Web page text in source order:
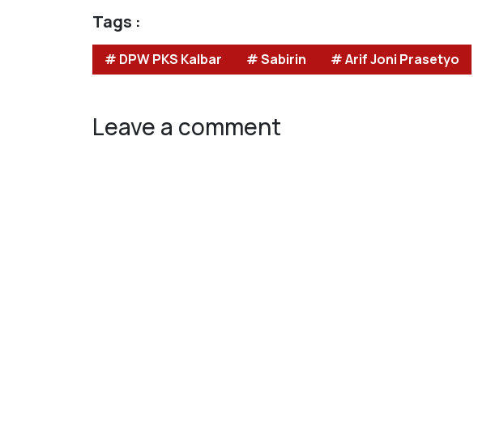
Tags :
# DPW PKS Kalbar # Sabirin # Arif Joni Prasetyo
Leave a comment